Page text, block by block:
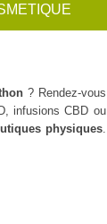
? Rendez-vous
infusions CBD ou
physiques.